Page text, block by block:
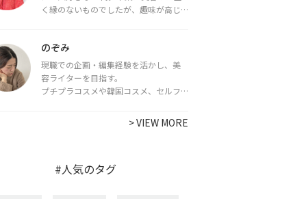
く縁のないものでしたが、趣味が高じ
ライターとして活動中。
都内で16タイプパーソナルカラー診
断・顔タイプ診断・骨格診断によるイ
メージコンサルティングも行っていま
のぞみ
現職での企画・編集経験を活かし、美
容ライターを目指す。
プチプラコスメや韓国コスメ、セルフ
で最新情報をチェック。家事や育児の合
間に取り入れられる時短美容テクも実
>VIEW MORE
#人気のタグ